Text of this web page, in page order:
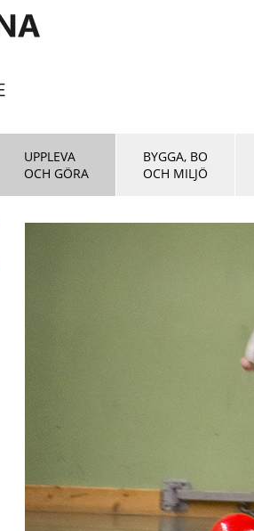
UPPLEVA
OCH GÖRA
BYGGA, BO
OCH MILJÖ